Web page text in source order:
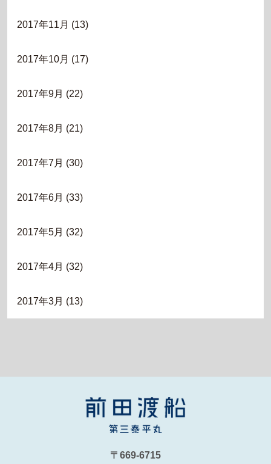
2017年11月 (13)
2017年10月 (17)
2017年9月 (22)
2017年8月 (21)
2017年7月 (30)
2017年6月 (33)
2017年5月 (32)
2017年4月 (32)
2017年3月 (13)
〒669-6715